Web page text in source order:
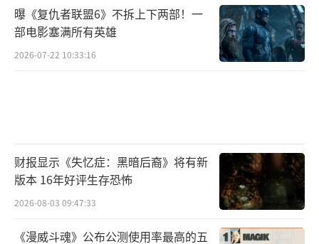
曝《复仇者联盟6》不拆上下两部！一
部电影塞满所有英雄
2026-07-22 10:33:16
财报显示《失忆症：黑暗后裔》将有新
版本 16年好评生存恐怖
2026-08-03 09:47:33
《漫威斗魂》公布公测使用率最高的五